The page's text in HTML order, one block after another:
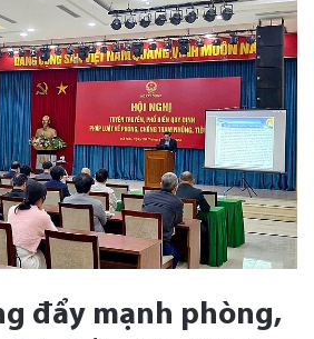
đẩy mạnh phòng,